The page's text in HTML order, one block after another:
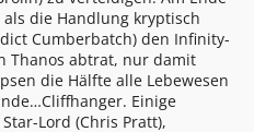
die Handlung kryptisch
Cumberbatch) den Infinity-
Thanos abtrat, nur damit
die Hälfte alle Lebewesen
Einige
Lord (Chris Pratt),